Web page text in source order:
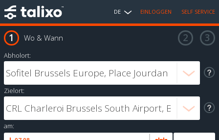
DE EINLOGGEN SELF SERVICE
Wo & Wann
Abholort:
Zielort:
am: